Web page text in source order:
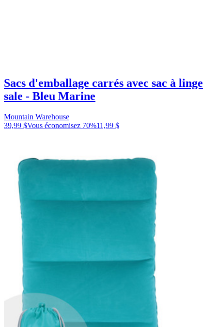
Sacs d'emballage carrés avec sac à linge
sale - Bleu Marine
Mountain Warehouse
39,99 $Vous économisez 70%11,99 $